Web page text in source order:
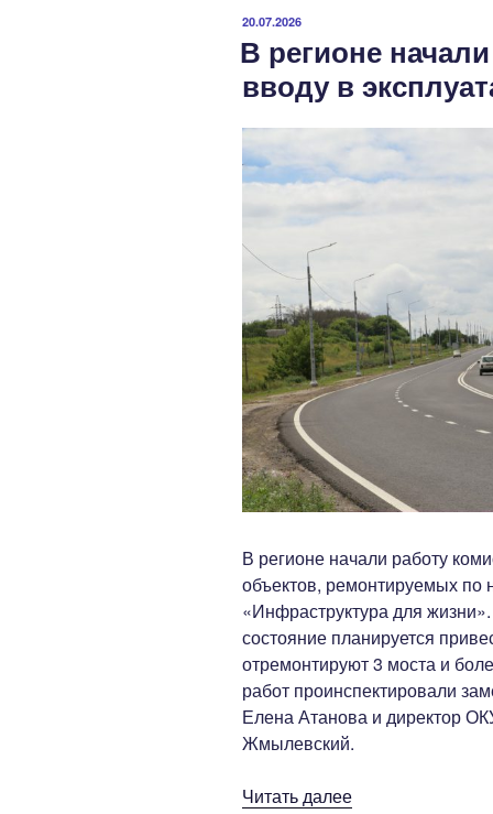
школе»
ОПУБЛИКОВАНО
20.07.2026
В регионе
вводу в
В регионе начали работу
объектов, ремонтируемых по
«Инфраструктура для
состояние планируется
отремонтируют 3 моста и
работ проинспектировали
Елена Атанова и директор
Жмылевский.
Читать далее«В